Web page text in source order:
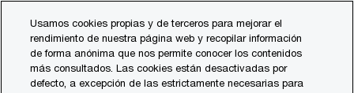
content
footer
Sala de prensa
Usamos cookies propias y de terceros para mejorar el
rendimiento de nuestra página web y recopilar información
de forma anónima que nos permite conocer los contenidos
más consultados. Las cookies están desactivadas por
defecto, a excepción de las estrictamente necesarias para